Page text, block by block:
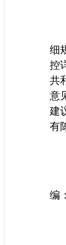
细
控
共
意
建
有
编